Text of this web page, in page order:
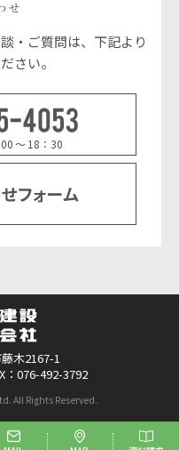
・ご質問は、下記より
さい。
～ 18：30
木2167-1
076-492-3792
All Rights Reserved.